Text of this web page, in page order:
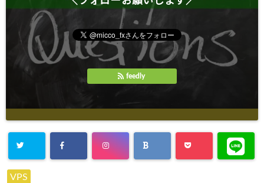
feedly
VPS